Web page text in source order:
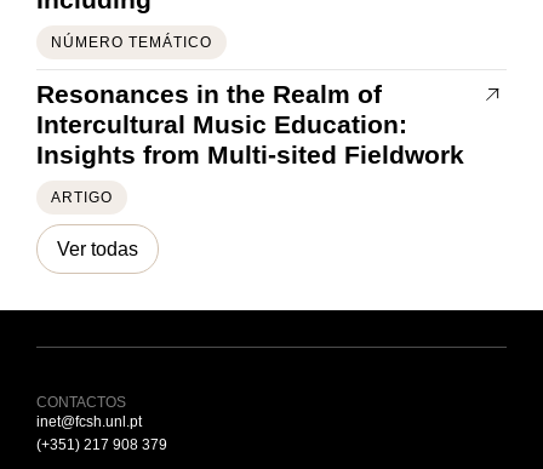
NÚMERO TEMÁTICO
Resonances in the Realm of
Intercultural Music Education:
Insights from Multi-sited Fieldwork
ARTIGO
Ver todas
CONTACTOS
inet@fcsh.unl.pt
(+351) 217 908 379